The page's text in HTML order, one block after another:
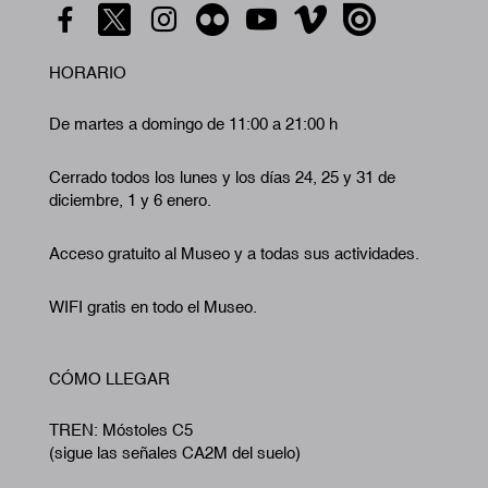
HORARIO
De martes a domingo de 11:00 a 21:00 h
Cerrado todos los lunes y los días 24, 25 y 31 de
diciembre, 1 y 6 enero.
Acceso gratuito al Museo y a todas sus actividades.
WIFI gratis en todo el Museo.
CÓMO LLEGAR
TREN: Móstoles C5
(sigue las señales CA2M del suelo)